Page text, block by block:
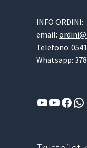
INFO ORDINI:
email:
Telefono:
Whatsapp:
YouTube
YouTube